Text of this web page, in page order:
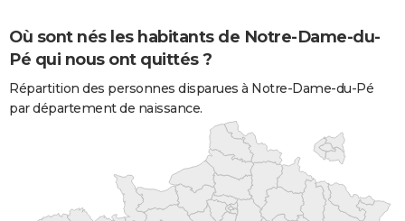
Où sont nés les habitants de Notre-Dame-du-
Pé qui nous ont quittés ?
Répartition des personnes disparues à Notre-Dame-du-Pé
par département de naissance.